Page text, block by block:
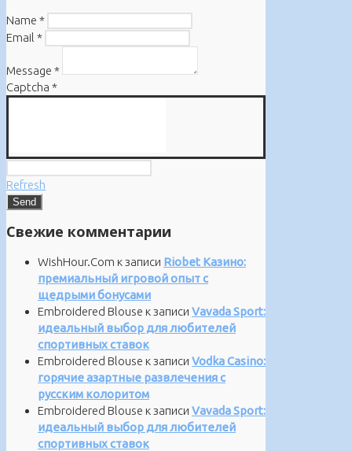
Name *
Email *
Message *
Captcha *
Refresh
Свежие комментарии
WishHour.Com к записи Riobet Казино:
премиальный игровой опыт с
щедрыми бонусами
Embroidered Blouse к записи Vavada Sport:
идеальный выбор для любителей
спортивных ставок
Embroidered Blouse к записи Vodka Casino:
горячие азартные развлечения с
русским колоритом
Embroidered Blouse к записи Vavada Sport:
идеальный выбор для любителей
спортивных ставок